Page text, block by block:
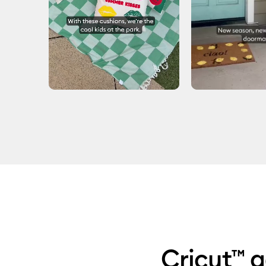
Cricut™